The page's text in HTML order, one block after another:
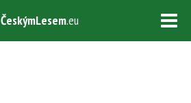
ČeskýmLesem.eu